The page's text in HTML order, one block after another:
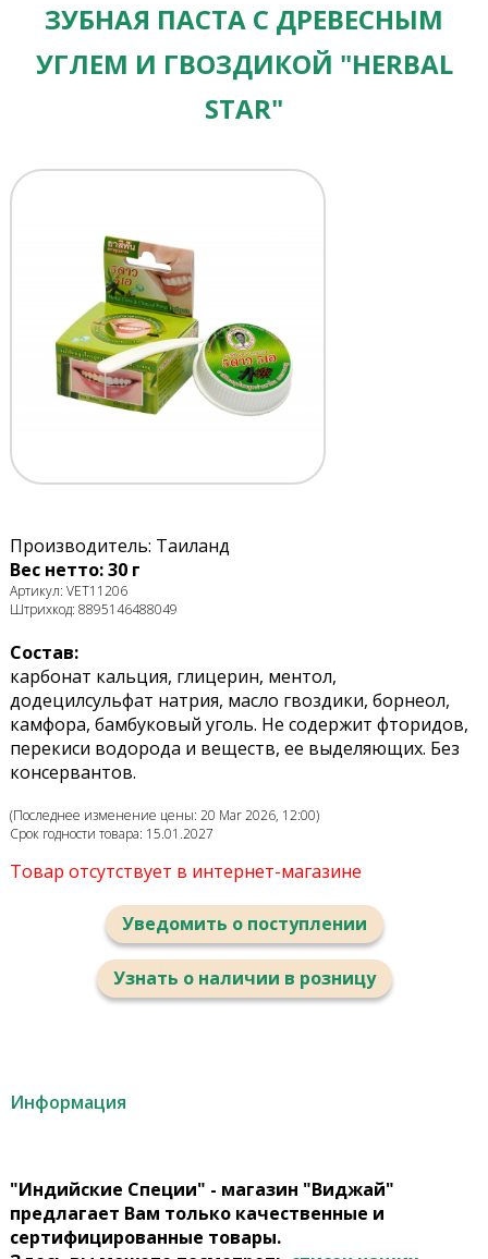
ЗУБНАЯ ПАСТА С ДРЕВЕСНЫМ
УГЛЕМ И ГВОЗДИКОЙ "HERBAL
STAR"
Производитель: Таиланд
Вес нетто: 30 г
Артикул: VET11206
Штрихкод: 8895146488049
Состав:
карбонат кальция, глицерин, ментол,
додецилсульфат натрия, масло гвоздики, борнеол,
камфора, бамбуковый уголь. Не содержит фторидов,
перекиси водорода и веществ, ее выделяющих. Без
консервантов.
(Последнее изменение цены: 20 Mar 2026, 12:00)
Срок годности товара: 15.01.2027
Товар отсутствует в интернет-магазине
Уведомить о поступлении
Узнать о наличии в розницу
Информация
"Индийские Специи" - магазин "Виджай"
предлагает Вам только качественные и
сертифицированные товары.